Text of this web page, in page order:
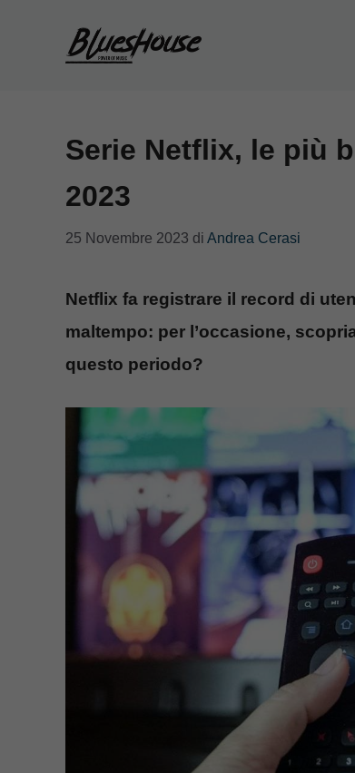
Serie Netflix, le più
2023
25 Novembre 2023 di Andrea Cerasi
Netflix fa registrare il record di
maltempo: per l’occasione,
questo periodo?